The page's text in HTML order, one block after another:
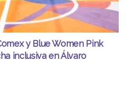
y Blue Women Pink
inclusiva en Álvaro